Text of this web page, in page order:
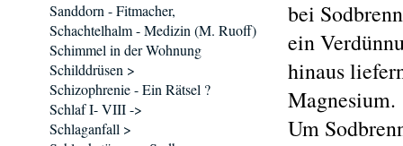
bei
ein
hinaus
Magnesium.
Um
Sanddorn - Fitmacher,
Schachtelhalm - Medizin (M. Ruoff)
Schimmel in der Wohnung
Schilddrüsen >
Schizophrenie - Ein Rätsel ?
Schlaf I- VIII ->
Schlaganfall >